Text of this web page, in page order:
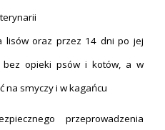
lisów oraz przez 14 dni po jej
bez opieki psów i kotów, a w
na smyczy i w kagańcu
przeprowadzenia